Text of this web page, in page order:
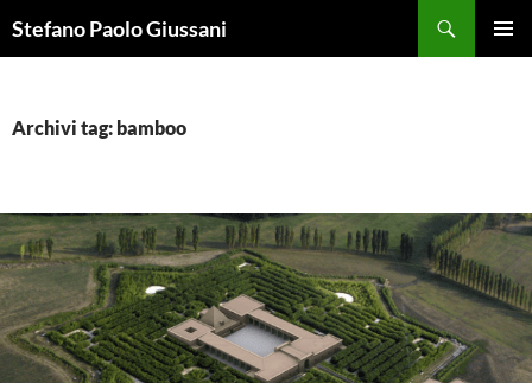
alStefano Paolo Giussani
Archivi tag: bamboo